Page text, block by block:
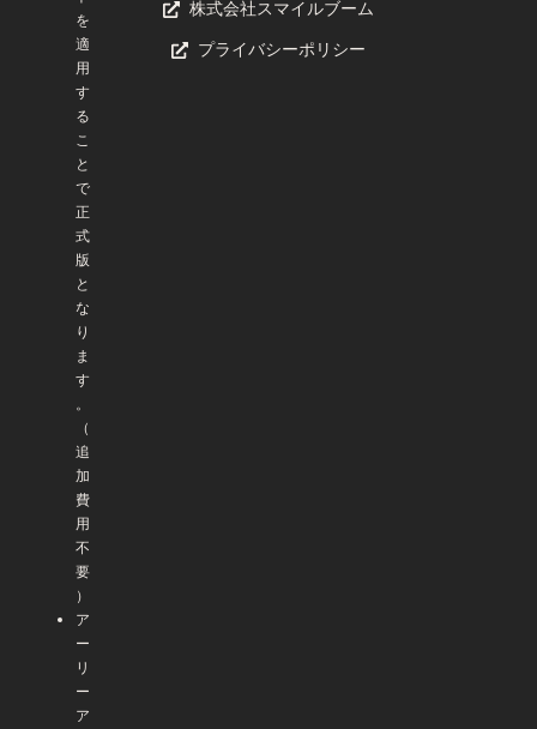
を
適
用
す
る
こ
と
で
正
式
版
と
な
り
ま
す
。
（
追
加
費
用
不
要
）
ア
ー
リ
ー
ア
株式会社スマイルブーム
プライバシーポリシー